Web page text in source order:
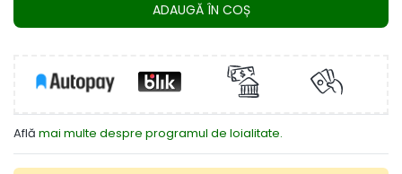
ADAUGĂ ÎN COȘ
Află mai multe despre programul de loialitate.